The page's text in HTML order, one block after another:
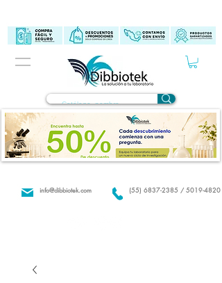
(55) 6837-2385 / 5019-4820
info@dibbiotek.com